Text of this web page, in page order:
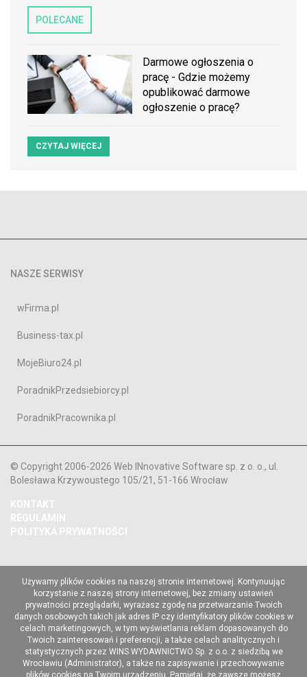
POLECANE
Darmowe ogłoszenia o
pracę - Gdzie możemy
opublikować darmowe
ogłoszenie o pracę?
CZYTAJ WIĘCEJ
NASZE SERWISY
wFirma.pl
Business-tax.pl
MojeBiuro24.pl
PoradnikPrzedsiebiorcy.pl
PoradnikPracownika.pl
© Copyright 2006-2026 Web INnovative Software sp. z o. o., ul.
Bolesława Krzywoustego 105/21, 51-166 Wrocław
KONTAKT
REGULAMIN
POLITYKA PRYWATNOŚCI
Używamy plików cookies na naszej stronie internetowej. Kontynuując
korzystanie z naszej strony internetowej, bez zmiany ustawień
prywatności przeglądarki, wyrażasz zgodę na przetwarzanie Twoich
danych osobowych takich jak adres IP czy identyfikatory plików cookies w
celach marketingowych, w tym wyświetlania reklam dopasowanych do
Twoich zainteresowań i preferencji, a także celach analitycznych i
statystycznych przez WINS WYDAWNICTWO Sp. z o.o. z siedzibą we
Wrocławiu (Administrator), a także na zapisywanie i przechowywanie
plików cookies na Twoim urządzeniu. Pamiętaj, że zawsze możesz